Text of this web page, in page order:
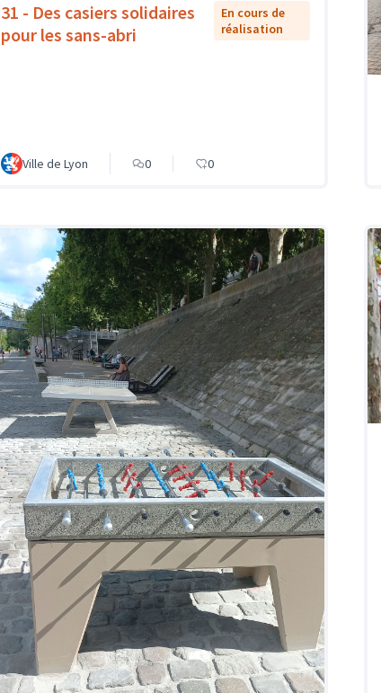
31 - Des casiers solidaires
pour les sans-abri
En cours de
réalisation
Ville de Lyon 0 0